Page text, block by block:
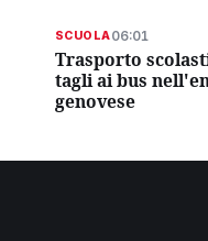
SCUOLA06:01
Trasporto
tagli ai bus
genovese